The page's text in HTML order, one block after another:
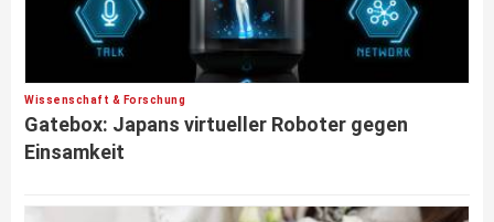
Wissenschaft & Forschung
Gatebox: Japans virtueller Roboter gegen
Einsamkeit